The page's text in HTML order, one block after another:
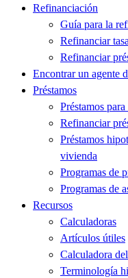
Refinanciación
Guía para la
Refinanciar
Refinanciar
Encontrar un agente
Préstamos
Préstamos
Refinanciar
Préstamos
vivienda
Programas de
Programas de
Recursos
Calculadoras
Artículos útiles
Calculadora
Terminología